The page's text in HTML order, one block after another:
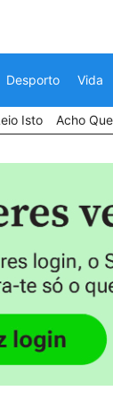
Desporto Vida
Isto Acho